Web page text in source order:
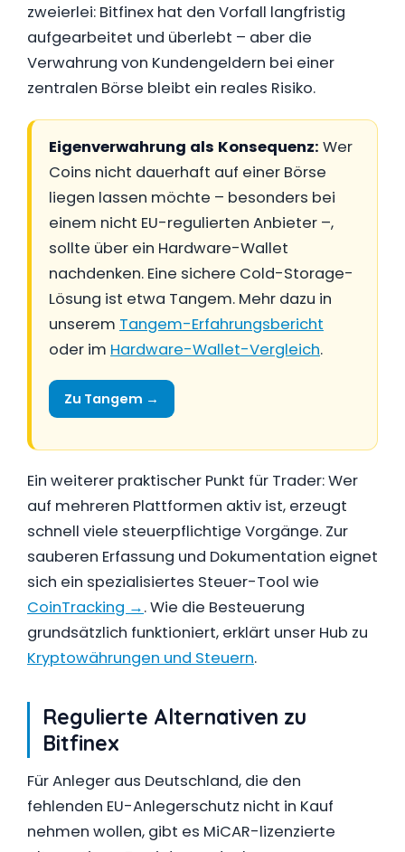
zweierlei: Bitfinex hat den Vorfall langfristig
aufgearbeitet und überlebt – aber die
Verwahrung von Kundengeldern bei einer
zentralen Börse bleibt ein reales Risiko.
Eigenverwahrung als Konsequenz: Wer
Coins nicht dauerhaft auf einer Börse
liegen lassen möchte – besonders bei
einem nicht EU-regulierten Anbieter –,
sollte über ein Hardware-Wallet
nachdenken. Eine sichere Cold-Storage-
Lösung ist etwa Tangem. Mehr dazu in
unserem Tangem-Erfahrungsbericht
oder im Hardware-Wallet-Vergleich.
Zu Tangem →
Ein weiterer praktischer Punkt für Trader: Wer
auf mehreren Plattformen aktiv ist, erzeugt
schnell viele steuerpflichtige Vorgänge. Zur
sauberen Erfassung und Dokumentation eignet
sich ein spezialisiertes Steuer-Tool wie
CoinTracking →. Wie die Besteuerung
grundsätzlich funktioniert, erklärt unser Hub zu
Kryptowährungen und Steuern.
Regulierte Alternativen zu
Bitfinex
Für Anleger aus Deutschland, die den
fehlenden EU-Anlegerschutz nicht in Kauf
nehmen wollen, gibt es MiCAR-lizenzierte